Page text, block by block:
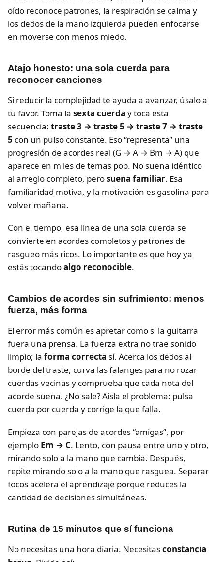
oído reconoce patrones, la respiración se calma y
los dedos de la mano izquierda pueden enfocarse
en moverse con menos miedo.
Atajo honesto: una sola cuerda para
reconocer canciones
Si reducir la complejidad te ayuda a avanzar, úsalo a
tu favor. Toma la sexta cuerda y toca esta
secuencia: traste 3 → traste 5 → traste 7 → traste
5 con un pulso constante. Eso “representa” una
progresión de acordes real (G → A → Bm → A) que
aparece en miles de temas pop. No suena idéntico
al arreglo completo, perosuena familiar. Esa
familiaridad motiva, y la motivación es gasolina para
volver mañana.
Con el tiempo, esa línea de una sola cuerda se
convierte en acordes completos y patrones de
rasgueo más ricos. Lo importante es que hoy ya
estás tocandoalgo reconocible.
Cambios de acordes sin sufrimiento: menos
fuerza, más forma
El error más común es apretar como si la guitarra
fuera una prensa. La fuerza extra no trae sonido
limpio; la forma correcta sí. Acerca los dedos al
borde del traste, curva las falanges para no rozar
cuerdas vecinas y comprueba que cada nota del
acorde suena. ¿No sale? Aísla el problema: pulsa
cuerda por cuerda y corrige la que falla.
Empieza con parejas de acordes “amigas”, por
ejemplo Em → C. Lento, con pausa entre uno y otro,
mirando solo a la mano que cambia. Después,
repite mirando solo a la mano que rasguea. Separar
focos acelera el aprendizaje porque reduces la
cantidad de decisiones simultáneas.
Rutina de 15 minutos que sí funciona
No necesitas una hora diaria. Necesitasconstancia